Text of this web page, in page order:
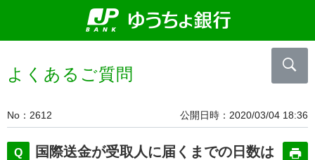
よくあるご質問
No 2612 公開日時 2020/03/04 18:36
国際送金が受取人に届くまでの日数は